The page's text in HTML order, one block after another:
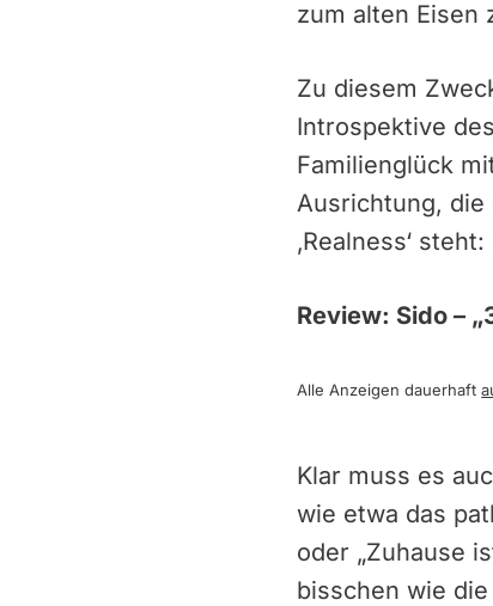
zum alten Eisen
Zu diesem
Introspektive
Familienglück
Ausrichtung, die
‚Realness‘
Review: Sido –
Alle Anzeigen dauerhaft
Klar muss es
wie etwa das
oder „Zuhause
bisschen wie die